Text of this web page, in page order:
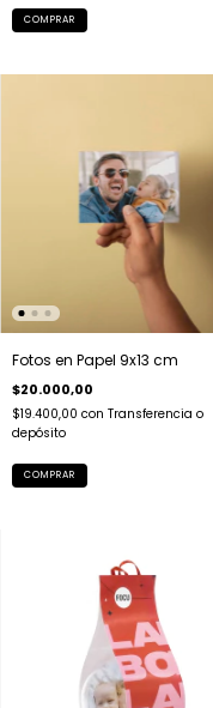
COMPRAR
Fotos en Papel 9x13 cm
$20.000,00
$19.400,00 con Transferencia o
depósito
COMPRAR